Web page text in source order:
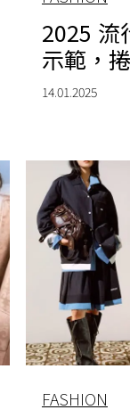
2025 流
示範，
14.01.2025
FASHION